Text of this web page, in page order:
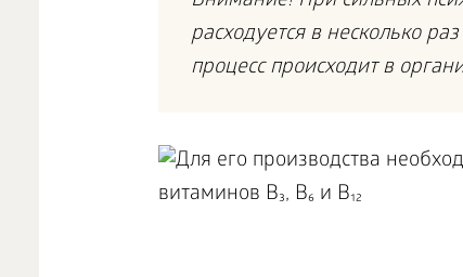
расходуется в несколько
процесс происходит в